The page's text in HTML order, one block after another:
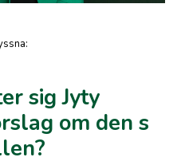
:
sig Jyty
om den s